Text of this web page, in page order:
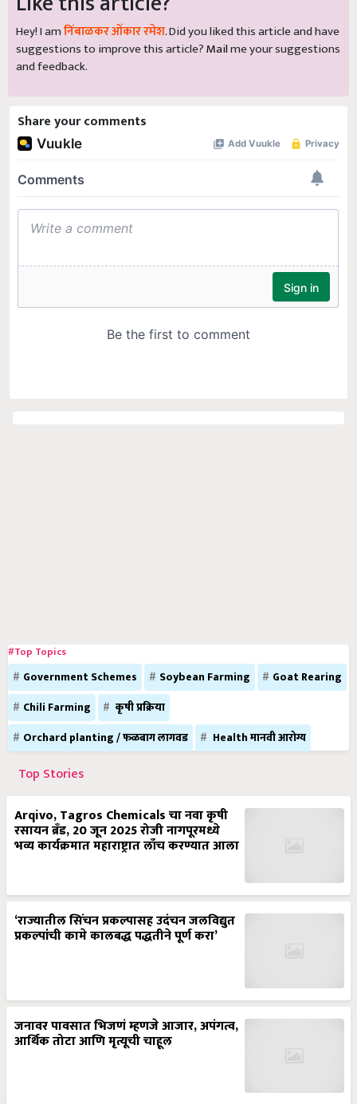
Hey! I amनिंबाळकर ओंकार रमेश. Did you liked this article and have
suggestions to improve this article?Mailme your suggestions
and feedback.
Share your comments
#Top Topics
Government Schemes Soybean Farming
Goat Rearing
Chili Farming
कृषी प्रक्रिया
Orchard planting / फळबाग लागवड
Health मानवी आरोग्य
Top Stories
Arqivo, Tagros Chemicals चा नवा कृषी
रसायन ब्रँड, 20 जून 2025 रोजी नागपूरमध्ये
भव्य कार्यक्रमात महाराष्ट्रात लाँच करण्यात आला
‘राज्यातील सिंचन प्रकल्पासह उदंचन जलविद्युत
प्रकल्पांची कामे कालबद्ध पद्धतीने पूर्ण करा’
जनावर पावसात भिजणं म्हणजे आजार, अपंगत्व,
आर्थिक तोटा आणि मृत्यूची चाहूल